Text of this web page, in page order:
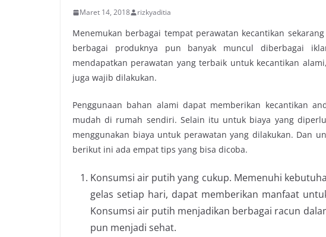
Maret 14, 2018 rizkyaditia
Menemukan berbagai tempat perawatan kecantikan
berbagai produknya pun banyak muncul diberbagai
mendapatkan perawatan yang terbaik untuk kecantikan alami
juga wajib dilakukan.
Penggunaan bahan alami dapat memberikan kecantikan
mudah di rumah sendiri. Selain itu untuk biaya yang
menggunakan biaya untuk perawatan yang dilakukan. Dan
berikut ini ada empat tips yang bisa dicoba.
Konsumsi air putih yang cukup. Memenuhi
gelas setiap hari, dapat memberikan manfaat
Konsumsi air putih menjadikan berbagai racun
pun menjadi sehat.